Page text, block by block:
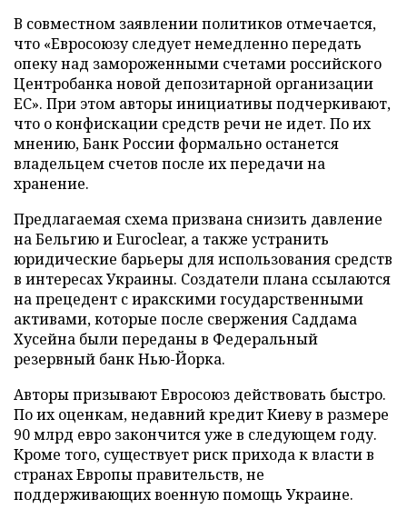
В совместном заявлении политиков отмечается,
что «Евросоюзу следует немедленно передать
опеку над замороженными счетами российского
Центробанка новой депозитарной организации
ЕС». При этом авторы инициативы подчеркивают,
что о конфискации средств речи не идет. По их
мнению, Банк России формально останется
владельцем счетов после их передачи на
хранение.
Предлагаемая схема призвана снизить давление
на Бельгию и Euroclear, а также устранить
юридические барьеры для использования средств
в интересах Украины. Создатели плана ссылаются
на прецедент с иракскими государственными
активами, которые после свержения Саддама
Хусейна были переданы в Федеральный
резервный банк Нью-Йорка.
Авторы призывают Евросоюз действовать быстро.
По их оценкам, недавний кредит Киеву в размере
90 млрд евро закончится уже в следующем году.
Кроме того, существует риск прихода к власти в
странах Европы правительств, не
поддерживающих военную помощь Украине.